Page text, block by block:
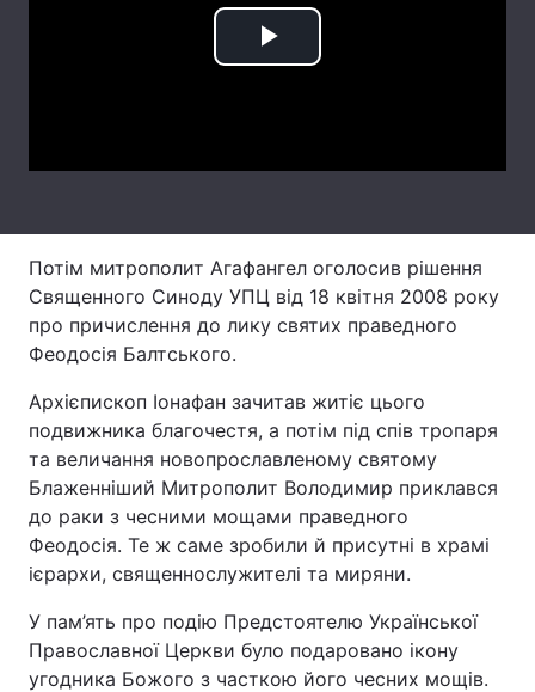
Контакти
Послуги
Тема оформлення
Play
Потім митрополит Агафангел оголосив рішення
Священного Синоду УПЦ від 18 квітня 2008 року
про причислення до лику святих праведного
Феодосія Балтського.
Архієпископ Іонафан зачитав житіє цього
подвижника благочестя, а потім під спів тропаря
та величання новопрославленому святому
Блаженніший Митрополит Володимир приклався
до раки з чесними мощами праведного
Феодосія. Те ж саме зробили й присутні в храмі
ієрархи, священнослужителі та миряни.
У пам’ять про подію Предстоятелю Української
Православної Церкви було подаровано ікону
угодника Божого з часткою його чесних мощів.